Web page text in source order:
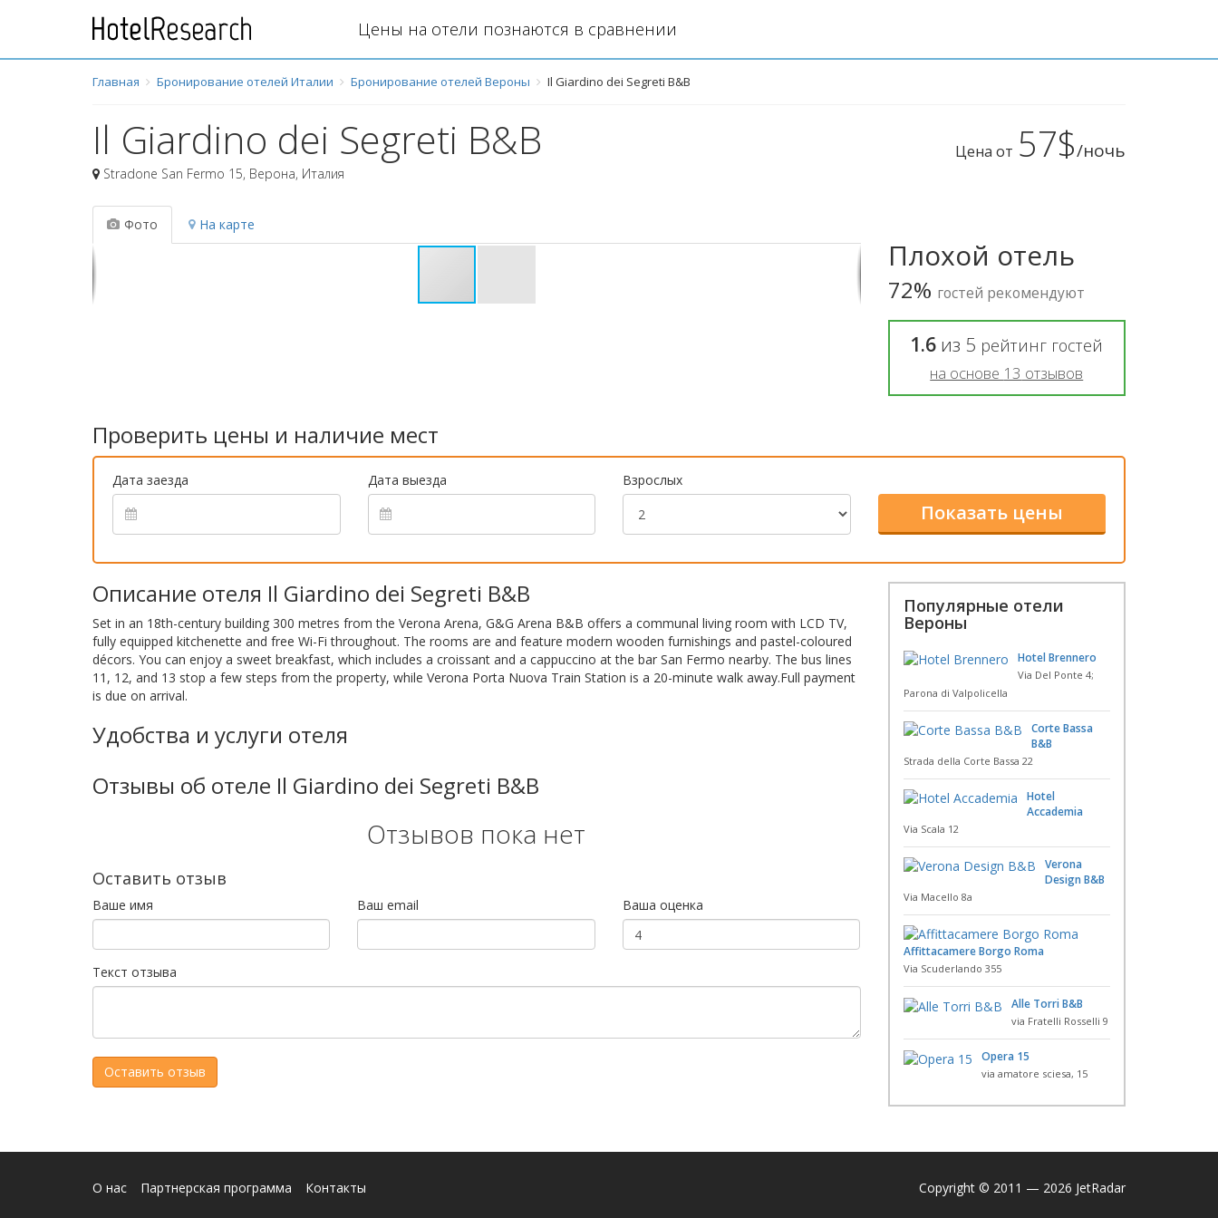
Цены на отели познаются в сравнении
Главная Бронирование отелей Италии Бронирование отелей Вероны Il Giardino dei Segreti B&B
Il Giardino dei Segreti B&B
Stradone San Fermo 15, Верона, Италия
Цена от 57$/ночь
Фото На карте
Плохой отель
72% гостей рекомендуют
1.6 из 5 рейтинг гостей
на основе 13 отзывов
Проверить цены и наличие мест
Дата заезда Дата выезда Взрослых
Описание отеля Il Giardino dei Segreti B&B
Set in an 18th-century building 300 metres from the Verona Arena, G&G Arena B&B offers a communal living room with LCD TV,
fully equipped kitchenette and free Wi-Fi throughout. The rooms are and feature modern wooden furnishings and pastel-coloured
décors. You can enjoy a sweet breakfast, which includes a croissant and a cappuccino at the bar San Fermo nearby. The bus lines
11, 12, and 13 stop a few steps from the property, while Verona Porta Nuova Train Station is a 20-minute walk away.Full payment
is due on arrival.
Удобства и услуги отеля
Отзывы об отеле Il Giardino dei Segreti B&B
Отзывов пока нет
Оставить отзыв
Ваше имя Ваш email Ваша оценка
Текст отзыва
Популярные отели
Вероны
Hotel Brennero
Via Del Ponte 4;
Parona di Valpolicella
Corte Bassa
B&B
Strada della Corte Bassa 22
Hotel
Accademia
Via Scala 12
Verona
Design B&B
Via Macello 8a
Affittacamere Borgo Roma
Via Scuderlando 355
Alle Torri B&B
via Fratelli Rosselli 9
Opera 15
via amatore sciesa, 15
О нас Партнерская программа Контакты Copyright © 2011 — 2026 JetRadar